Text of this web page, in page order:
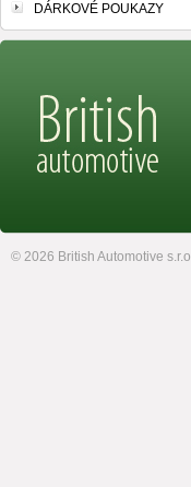
DÁRKOVÉ POUKAZY
© 2026 British Automotive s.r.o.